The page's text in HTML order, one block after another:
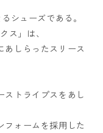
シューズである。
ス」は、
あしらったスリース
ストライプスをあし
フォームを採用した